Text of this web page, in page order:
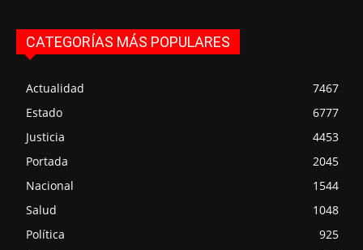
CATEGORÍAS MÁS POPULARES
Actualidad
7467
Estado
6777
Justicia
4453
Portada
2045
Nacional
1544
Salud
1048
Política
925